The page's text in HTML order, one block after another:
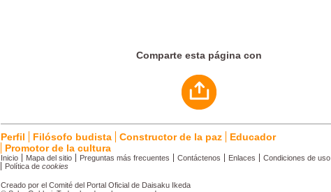
Comparte esta página con
Perfil Filósofo budista Constructor de la paz
Educador
Promotor de la cultura
Inicio Mapa del sitio Preguntas más frecuentes Contáctenos Enlaces
Condiciones de uso
Política de cookies
Creado por el Comité del Portal Oficial de Daisaku Ikeda